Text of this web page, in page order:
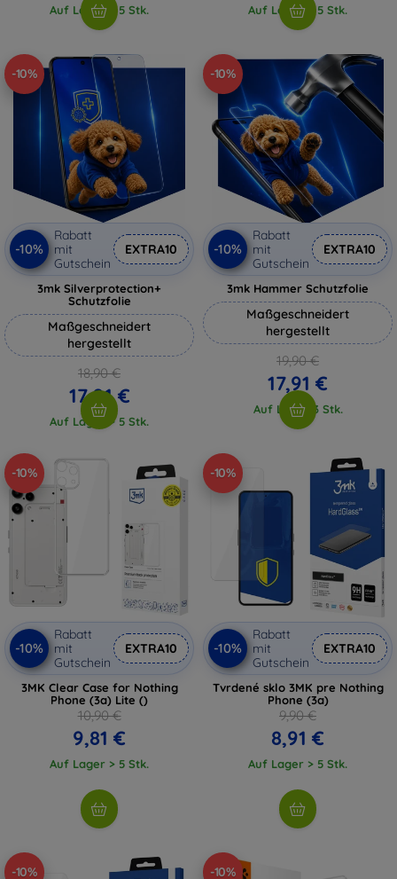
Auf Lager > 5 Stk. Auf Lager > 5 Stk.
-10%
-10%
Rabatt
mit
Gutschein
EXTRA10
3mk Silverprotection+
Schutzfolie
Maßgeschneidert
hergestellt
18,90 €
17,01 €
Auf Lager > 5 Stk.
-10%
-10%
Rabatt
mit
Gutschein
EXTRA10
3mk Hammer Schutzfolie
Maßgeschneidert
hergestellt
19,90 €
17,91 €
Auf Lager 3 Stk.
-10%
-10%
Rabatt
mit
Gutschein
EXTRA10
3MK Clear Case for Nothing
Phone (3a) Lite ()
10,90 €
9,81 €
Auf Lager > 5 Stk.
-10%
-10%
Rabatt
mit
Gutschein
EXTRA10
Tvrdené sklo 3MK pre Nothing
Phone (3a)
9,90 €
8,91 €
Auf Lager > 5 Stk.
-10% -10%